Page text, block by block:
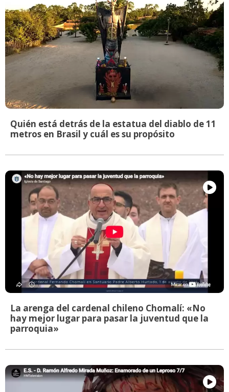
Quién está detrás de la estatua del diablo de 11
metros en Brasil y cuál es su propósito
La arenga del cardenal chileno Chomalí: «No
hay mejor lugar para pasar la juventud que la
parroquia»